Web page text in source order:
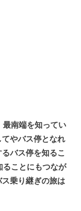
最南端を知ってい
やバス停となれ
バス停を知るこ
ることにもつなが
乗り継ぎの旅は